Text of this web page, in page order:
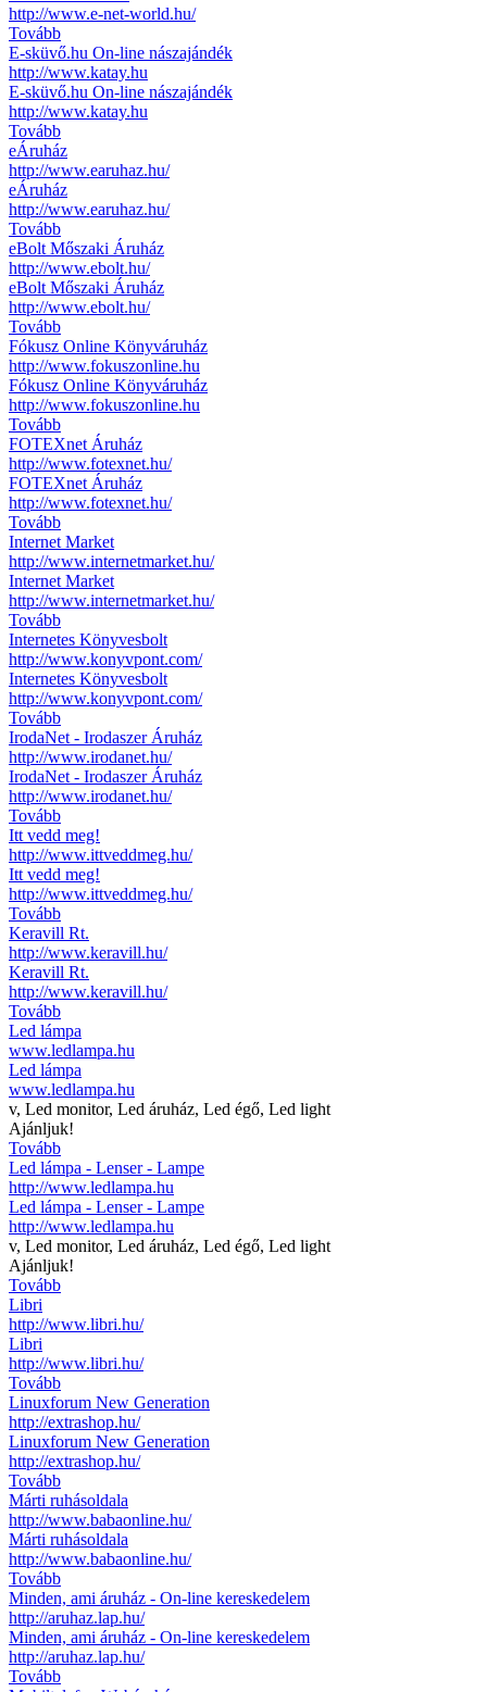
http://www.e-net-world.hu/
Tovább
E-sküvő.hu On-line nászajándék
http://www.katay.hu
E-sküvő.hu On-line nászajándék
http://www.katay.hu
Tovább
eÁruház
http://www.earuhaz.hu/
eÁruház
http://www.earuhaz.hu/
Tovább
eBolt Mőszaki Áruház
http://www.ebolt.hu/
eBolt Mőszaki Áruház
http://www.ebolt.hu/
Tovább
Fókusz Online Könyváruház
http://www.fokuszonline.hu
Fókusz Online Könyváruház
http://www.fokuszonline.hu
Tovább
FOTEXnet Áruház
http://www.fotexnet.hu/
FOTEXnet Áruház
http://www.fotexnet.hu/
Tovább
Internet Market
http://www.internetmarket.hu/
Internet Market
http://www.internetmarket.hu/
Tovább
Internetes Könyvesbolt
http://www.konyvpont.com/
Internetes Könyvesbolt
http://www.konyvpont.com/
Tovább
IrodaNet - Irodaszer Áruház
http://www.irodanet.hu/
IrodaNet - Irodaszer Áruház
http://www.irodanet.hu/
Tovább
Itt vedd meg!
http://www.ittveddmeg.hu/
Itt vedd meg!
http://www.ittveddmeg.hu/
Tovább
Keravill Rt.
http://www.keravill.hu/
Keravill Rt.
http://www.keravill.hu/
Tovább
Led lámpa
www.ledlampa.hu
Led lámpa
www.ledlampa.hu
v, Led monitor, Led áruház, Led égő, Led light
Ajánljuk!
Tovább
Led lámpa - Lenser - Lampe
http://www.ledlampa.hu
Led lámpa - Lenser - Lampe
http://www.ledlampa.hu
v, Led monitor, Led áruház, Led égő, Led light
Ajánljuk!
Tovább
Libri
http://www.libri.hu/
Libri
http://www.libri.hu/
Tovább
Linuxforum New Generation
http://extrashop.hu/
Linuxforum New Generation
http://extrashop.hu/
Tovább
Márti ruhásoldala
http://www.babaonline.hu/
Márti ruhásoldala
http://www.babaonline.hu/
Tovább
Minden, ami áruház - On-line kereskedelem
http://aruhaz.lap.hu/
Minden, ami áruház - On-line kereskedelem
http://aruhaz.lap.hu/
Tovább